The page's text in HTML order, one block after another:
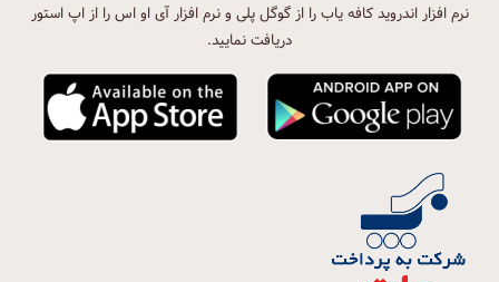
نرم افزار اندروید کافه یاب را از گوگل پلی و نرم افزار آی او اس را از اپ استور
دریافت نمایید.